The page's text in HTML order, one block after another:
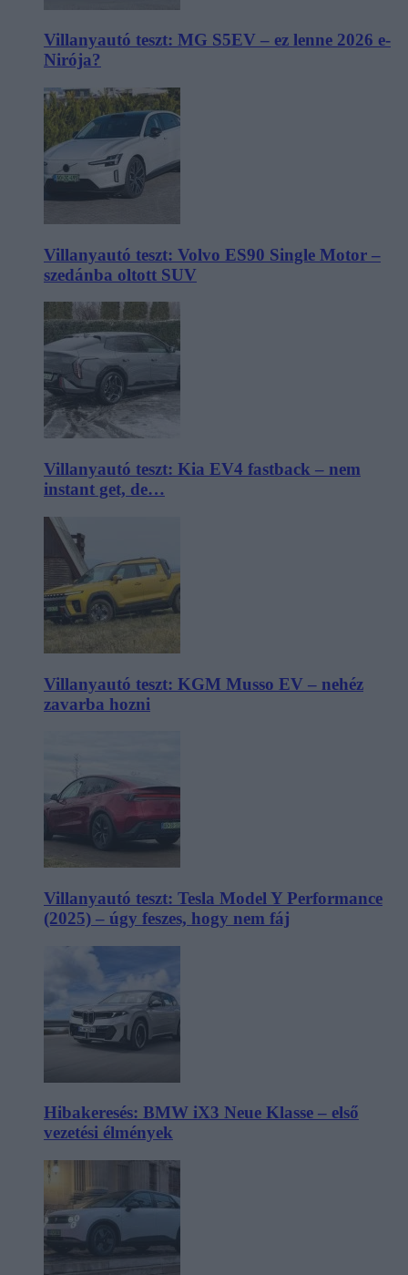
Villanyautó teszt: MG S5EV – ez lenne 2026 e-
Nirója?
Villanyautó teszt: Volvo ES90 Single Motor –
szedánba oltott SUV
Villanyautó teszt: Kia EV4 fastback – nem
instant get, de…
Villanyautó teszt: KGM Musso EV – nehéz
zavarba hozni
Villanyautó teszt: Tesla Model Y Performance
(2025) – úgy feszes, hogy nem fáj
Hibakeresés: BMW iX3 Neue Klasse – első
vezetési élmények